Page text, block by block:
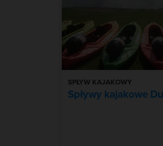
SPŁYW KAJAKOWY
Spływy kajakowe